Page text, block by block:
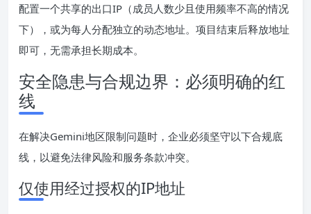
配置一个共享的出口IP（成员人数少且使用频率不高的情况
下），或为每人分配独立的动态地址。项目结束后释放地址
即可，无需承担长期成本。
安全隐患与合规边界：必须明确的红
线
在解决Gemini地区限制问题时，企业必须坚守以下合规底
线，以避免法律风险和服务条款冲突。
仅使用经过授权的IP地址